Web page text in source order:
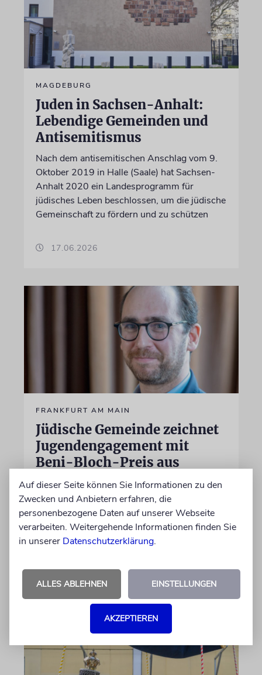
MAGDEBURG
Juden in Sachsen-Anhalt:
Lebendige Gemeinden und
Antisemitismus
Nach dem antisemitischen Anschlag vom 9.
Oktober 2019 in Halle (Saale) hat Sachsen-
Anhalt 2020 ein Landesprogramm für
jüdisches Leben beschlossen, um die jüdische
Gemeinschaft zu fördern und zu schützen
17.06.2026
FRANKFURT AM MAIN
Jüdische Gemeinde zeichnet
Jugendengagement mit
Beni-Bloch-Preis aus
»Wir ehren unser langjähriges
Vorstandsmitglied Benjamin Bloch sel.A. und
erinnern damit an seinen Einsatz für die
jüdische Gemeinschaft«, sagt der
Vorstandvorsitzende der Gemeinde, Benjamin
01.06.2026
Auf dieser Seite können Sie Informationen zu den
Zwecken und Anbietern erfahren, die
personenbezogene Daten auf unserer Webseite
verarbeiten. Weitergehende Informationen finden Sie
in unserer Datenschutzerklärung.
ALLES ABLEHNEN EINSTELLUNGEN
AKZEPTIEREN